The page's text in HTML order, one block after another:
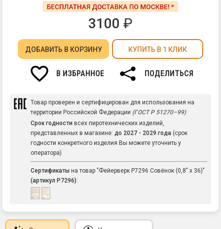
3100 ₽
ДОБАВИТЬ В КОРЗИНУ КУПИТЬ В 1 КЛИК
В ИЗБРАННОЕ ПОДЕЛИТЬСЯ
Товар проверен и сертифицирован для использования на
территории Российской Федерации (ГОСТ Р 51270–99)
Срок годности всех пиротехнических изделий,
представленных в магазине: до 2027 - 2029 года (срок
годности конкретного изделия Вы можете уточнить у
оператора)
Сертификаты на товар "Фейерверк Р7296 Совёнок (0,8" х 36)"
(артикул Р7296):